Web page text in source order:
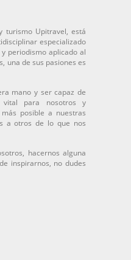
turismo Upitravel, está
especializado
periodismo aplicado al
una de sus pasiones es
mano y ser capaz de
para nosotros y
posible a nuestras
a otros de lo que nos
hacernos alguna
inspirarnos, no dudes